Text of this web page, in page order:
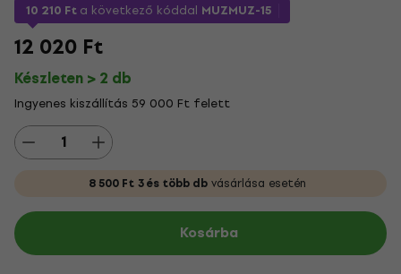
10 210 Fta következő kóddal MUZMUZ-15
12 020 Ft
Készleten > 2 db
Ingyenes kiszállítás 59 000 Ft felett
8 500 Ft 3 és több dbvásárlása esetén
Kosárba